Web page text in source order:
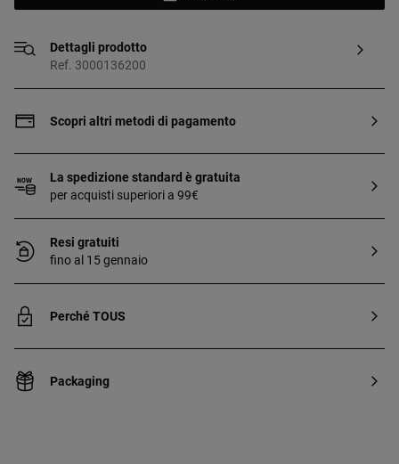
Dettagli prodotto
Ref. 3000136200
Scopri altri metodi di pagamento
La spedizione standard è gratuita
per acquisti superiori a 99€
Resi gratuiti
fino al 15 gennaio
Perché TOUS
Packaging